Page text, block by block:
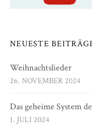
NEUESTE
Weihnachtslieder
26. NOVEMBER 2024
Das geheime System
1. JULI 2024